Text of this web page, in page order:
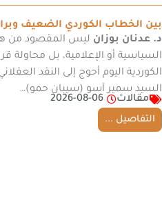
بين الخطاب الكوردي الضعيف
د. عدنان بوزان ليس المقصود من
السياسية أو الإعلامية، بل محاولة
الكوردية اليوم أحوج إلى النقد
السيد سمير آسو (سيبان حمو)…
مقالات
2026-08-06
التفاصيل ...